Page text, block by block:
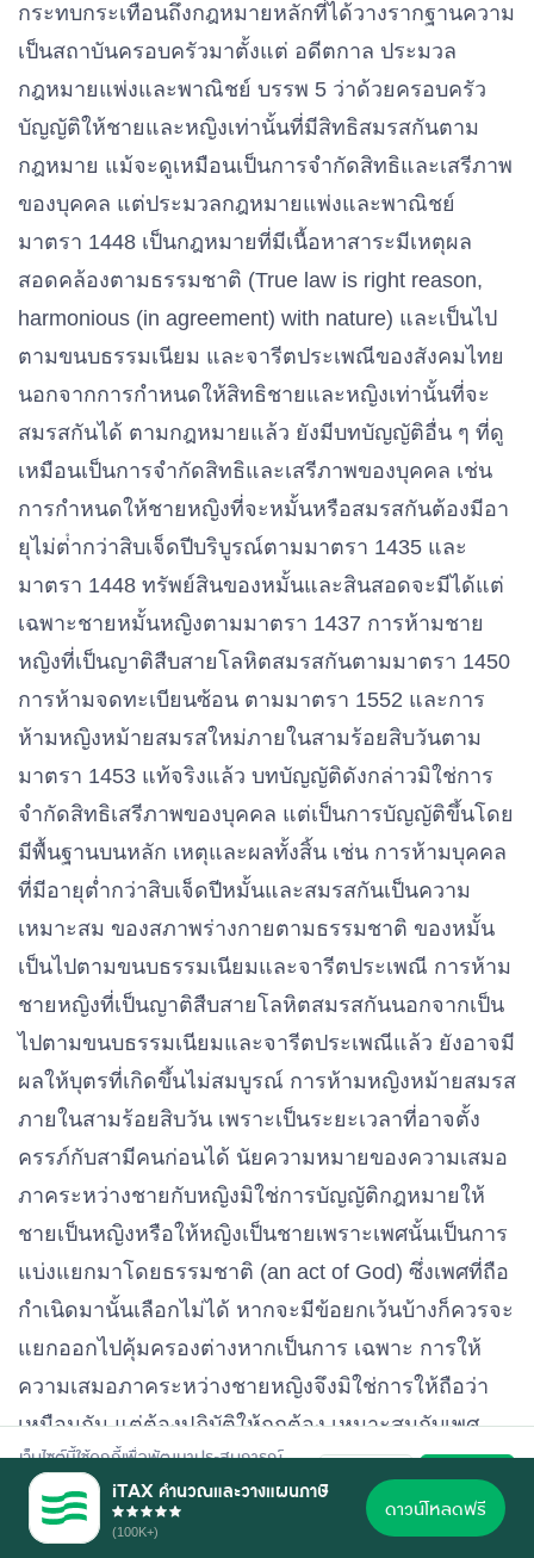
กระทบกระเทือนถึงกฎหมายหลักที่ได้วางรากฐานความ
เป็นสถาบันครอบครัวมาตั้งแต่ อดีตกาล ประมวล
กฎหมายแพ่งและพาณิชย์ บรรพ 5 ว่าด้วยครอบครัว
บัญญัติให้ชายและหญิงเท่านั้นที่มีสิทธิสมรสกันตาม
กฎหมาย แม้จะดูเหมือนเป็นการจํากัดสิทธิและเสรีภาพ
ของบุคคล แต่ประมวลกฎหมายแพ่งและพาณิชย์
มาตรา 1448 เป็นกฎหมายที่มีเนื้อหาสาระมีเหตุผล
สอดคล้องตามธรรมชาติ (True law is right reason,
harmonious (in agreement) with nature) และเป็นไป
ตามขนบธรรมเนียม และจารีตประเพณีของสังคมไทย
นอกจากการกําหนดให้สิทธิชายและหญิงเท่านั้นที่จะ
สมรสกันได้ ตามกฎหมายแล้ว ยังมีบทบัญญัติอื่น ๆ ที่ดู
เหมือนเป็นการจํากัดสิทธิและเสรีภาพของบุคคล เช่น
การกําหนดให้ชายหญิงที่จะหมั้นหรือสมรสกันต้องมีอา
ยุไม่ต่ํากว่าสิบเจ็ดปีบริบูรณ์ตามมาตรา 1435 และ
มาตรา 1448 ทรัพย์สินของหมั้นและสินสอดจะมีได้แต่
เฉพาะชายหมั้นหญิงตามมาตรา 1437 การห้ามชาย
หญิงที่เป็นญาติสืบสายโลหิตสมรสกันตามมาตรา 1450
การห้ามจดทะเบียนซ้อน ตามมาตรา 1552 และการ
ห้ามหญิงหม้ายสมรสใหม่ภายในสามร้อยสิบวันตาม
มาตรา 1453 แท้จริงแล้ว บทบัญญัติดังกล่าวมิใช่การ
จํากัดสิทธิเสรีภาพของบุคคล แต่เป็นการบัญญัติขึ้นโดย
มีพื้นฐานบนหลัก เหตุและผลทั้งสิ้น เช่น การห้ามบุคคล
ที่มีอายุต่ำกว่าสิบเจ็ดปีหมั้นและสมรสกันเป็นความ
เหมาะสม ของสภาพร่างกายตามธรรมชาติ ของหมั้น
เป็นไปตามขนบธรรมเนียมและจารีตประเพณี การห้าม
ชายหญิงที่เป็นญาติสืบสายโลหิตสมรสกันนอกจากเป็น
ไปตามขนบธรรมเนียมและจารีตประเพณีแล้ว ยังอาจมี
ผลให้บุตรที่เกิดขึ้นไม่สมบูรณ์ การห้ามหญิงหม้ายสมรส
ภายในสามร้อยสิบวัน เพราะเป็นระยะเวลาที่อาจตั้ง
ครรภ์กับสามีคนก่อนได้ นัยความหมายของความเสมอ
ภาคระหว่างชายกับหญิงมิใช่การบัญญัติกฎหมายให้
ชายเป็นหญิงหรือให้หญิงเป็นชายเพราะเพศนั้นเป็นการ
แบ่งแยกมาโดยธรรมชาติ (an act of God) ซึ่งเพศที่ถือ
กําเนิดมานั้นเลือกไม่ได้ หากจะมีข้อยกเว้นบ้างก็ควรจะ
แยกออกไปคุ้มครองต่างหากเป็นการ เฉพาะ การให้
ความเสมอภาคระหว่างชายหญิงจึงมิใช่การให้ถือว่า
เหมือนกัน แต่ต้องปฏิบัติให้ถูกต้อง เหมาะสมกับเพศ
สภาพของบุคคลนั้น ๆ ในการนี้ กฎหมายจะต้องรับรู้
และแยกเพศชายและเพศหญิง เป็นหลักไว้ก่อนจึงจะให้
ความเสมอภาคได้ เช่น หญิงมีประจําเดือน หญิงตั้ง
เว็บไซต์นี้ใช้คุกกี้เพื่อพัฒนาประสบการณ์
การใช้งานที่ดี อ่านรายละเอียดการใช้คุกกี้
ตามนโยบายความเป็นส่วนตัวของเรา
ปฏิเสธ ยอมรับ
iTAX คำนวณและวางแผนภาษี
(100K+)
ดาวน์โหลดฟรี